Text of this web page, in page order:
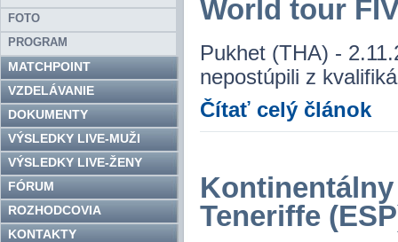
FOTO
PROGRAM
MATCHPOINT
VZDELÁVANIE
DOKUMENTY
VÝSLEDKY LIVE-MUŽI
VÝSLEDKY LIVE-ŽENY
FÓRUM
ROZHODCOVIA
KONTAKTY
World tour
Pukhet (THA) -
nepostúpili z
Čítať celý článok
Kontinentálny
Teneriffe